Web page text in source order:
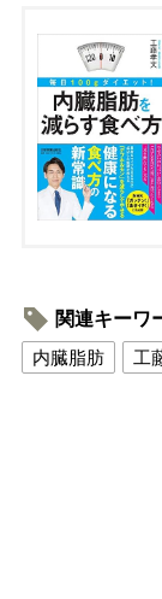
関連キーワ
内臓脂肪
工